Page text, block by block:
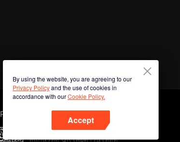
By using the website, you are agreeing to our
Privacy Policyand the use of cookies in
accordance with ourCookie Policy.
Accept
Phone
สแกนรหัส QR เพื่อดาวน์โหลด